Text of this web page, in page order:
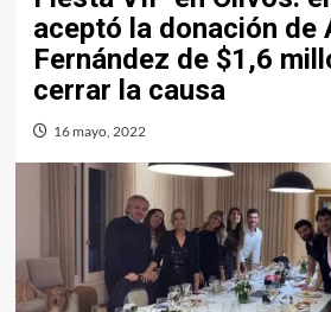
aceptó la donación de
Fernández de $1,6
cerrar la causa
16 mayo, 2022